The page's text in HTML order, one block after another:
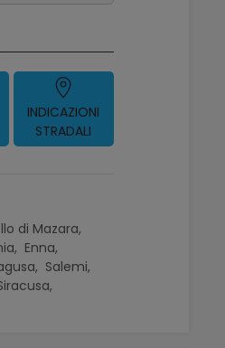
INDICAZIONI
STRADALI
di Mazara,
Enna,
Salemi,